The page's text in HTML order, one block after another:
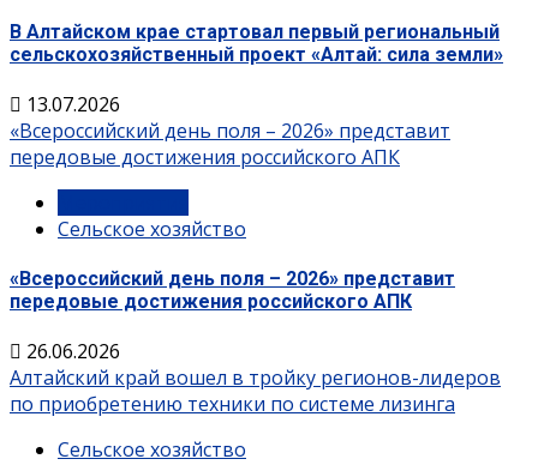
В Алтайском крае стартовал первый региональный
сельскохозяйственный проект «Алтай: сила земли»
13.07.2026
«Всероссийский день поля – 2026» представит
передовые достижения российского АПК
Сельское хозяйство
«Всероссийский день поля – 2026» представит
передовые достижения российского АПК
26.06.2026
Алтайский край вошел в тройку регионов-лидеров
по приобретению техники по системе лизинга
Сельское хозяйство